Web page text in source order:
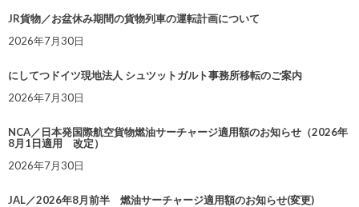
JR貨物／お盆休み期間の貨物列車の運転計画について
2026年7月30日
にしてつドイツ現地法人 シュツットガルト事務所移転のご案内
2026年7月30日
NCA／日本発国際航空貨物燃油サーチャージ適用額のお知らせ（2026年
8月1日適用 改定）
2026年7月30日
JAL／2026年8月前半 燃油サーチャージ適用額のお知らせ(変更)